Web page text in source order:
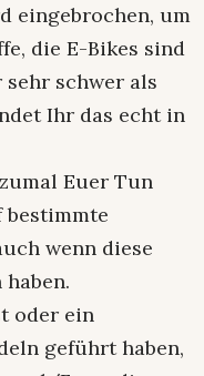
eingebrochen, um
die E-Bikes sind
schwer als
Ihr das echt in
Euer Tun
bestimmte
wenn diese
oder ein
geführt haben,